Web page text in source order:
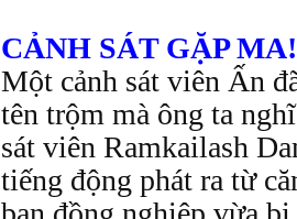
CẢNH SÁT GẶP MA!
Một cảnh sát viên Ấn
tên trộm mà ông ta
sát viên Ramkailash
tiếng động phát ra từ